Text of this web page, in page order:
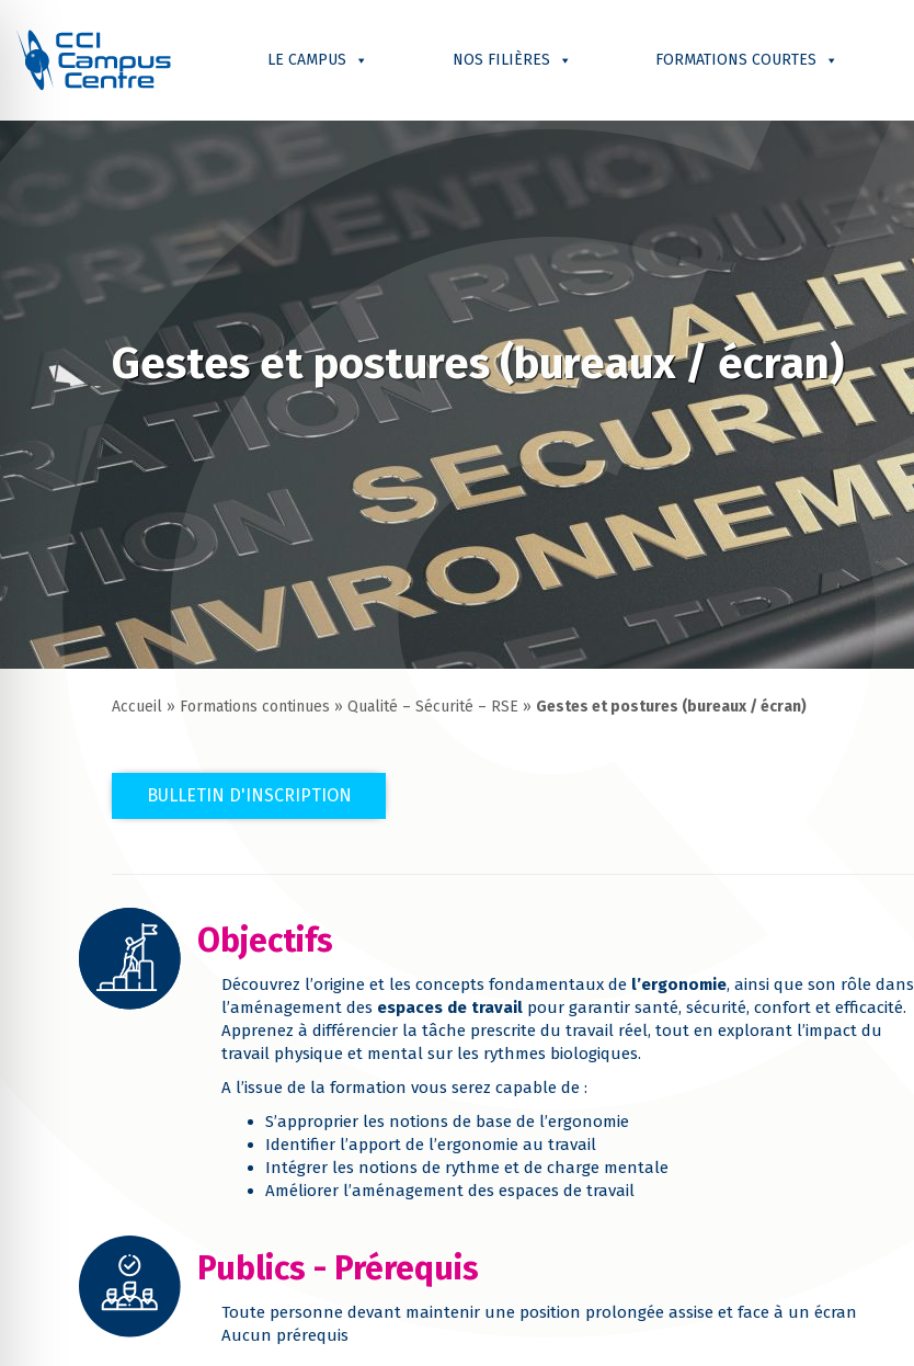
LE CAMPUS NOS FILIÈRES FORMATIONS COURTES
Gestes et postures (bureaux / écran)
Accueil » Formations continues » Qualité – Sécurité – RSE » Gestes et postures (bureaux / écran)
BULLETIN D'INSCRIPTION
Objectifs
Découvrez l’origine et les concepts fondamentaux de l’ergonomie, ainsi que son rôle dans
l’aménagement des espaces de travail pour garantir santé, sécurité, confort et efficacité.
Apprenez à différencier la tâche prescrite du travail réel, tout en explorant l’impact du
travail physique et mental sur les rythmes biologiques.
A l’issue de la formation vous serez capable de :
S’approprier les notions de base de l’ergonomie
Identifier l’apport de l’ergonomie au travail
Intégrer les notions de rythme et de charge mentale
Améliorer l’aménagement des espaces de travail
Publics - Prérequis
Toute personne devant maintenir une position prolongée assise et face à un écran
Aucun prérequis